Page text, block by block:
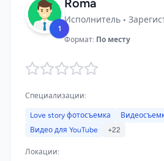
1
Исполнитель •
Формат: По месту
Специализации:
Love story фотосъемка
Видео для YouTube
+22
Локации: